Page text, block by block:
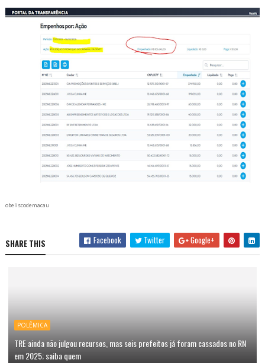
obeliscodemacau
SHARE THIS Facebook Twitter Google+
POLÊMICA
TRE ainda não julgou recursos, mas seis prefeitos já foram cassados no RN
em 2025; saiba quem